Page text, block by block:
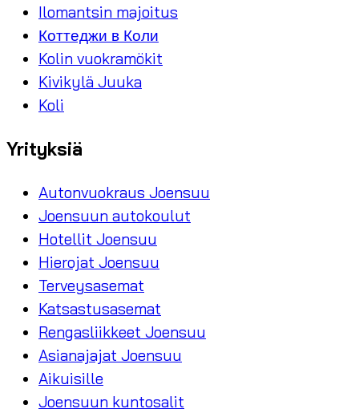
Ilomantsin majoitus
Коттеджи в Коли
Kolin vuokramökit
Kivikylä Juuka
Koli
Yrityksiä
Autonvuokraus Joensuu
Joensuun autokoulut
Hotellit Joensuu
Hierojat Joensuu
Terveysasemat
Katsastusasemat
Rengasliikkeet Joensuu
Asianajajat Joensuu
Aikuisille
Joensuun kuntosalit